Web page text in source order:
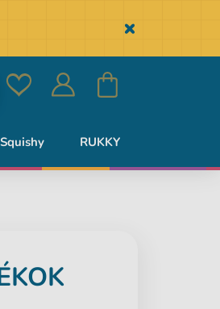
Skryť
KedvencekBejelentkezés
Kosár
Squishy RUKKY